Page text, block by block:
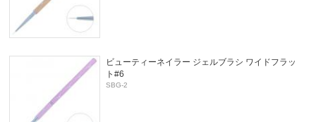
ビューティーネイラー ジェルブラシ ワイドフラッ
ト#6
SBG-2